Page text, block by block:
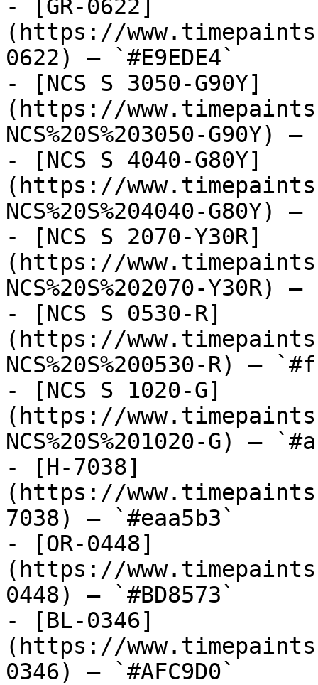
- [GR-0622]
(https://
0622) — `#E9EDE4`
- [NCS S 3050-G90Y]
(https://
NCS%20S%203050-G90Y)
- [NCS S 4040-G80Y]
(https://
NCS%20S%204040-G80Y)
- [NCS S 2070-Y30R]
(https://
NCS%20S%202070-Y30R)
- [NCS S 0530-R]
(https://
NCS%20S%200530-R) —
- [NCS S 1020-G]
(https://
NCS%20S%201020-G) —
- [H-7038]
(https://
7038) — `#eaa5b3`
- [OR-0448]
(https://
0448) — `#BD8573`
- [BL-0346]
(https://
0346) — `#AFC9D0`